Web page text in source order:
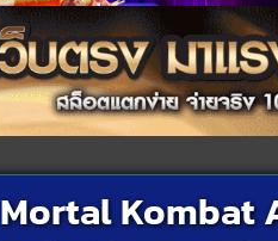
Mortal Kombat